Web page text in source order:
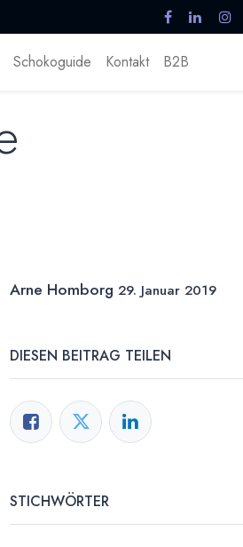
Schokoguide Kontakt B2B
Arne Homborg 29. Januar 2019
DIESEN BEITRAG TEILEN
STICHWÖRTER